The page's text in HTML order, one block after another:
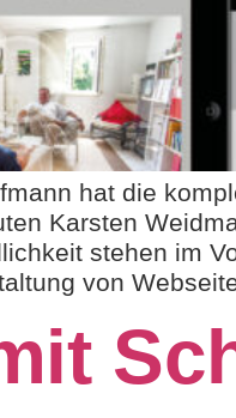
hat die
Karsten
stehen im
von